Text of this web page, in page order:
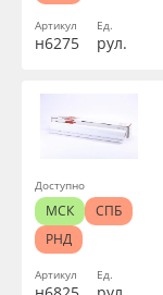
Артикул
н6275
Ед.
рул.
Артикул Ед.
Доступно
МСК
СПБ
РНД